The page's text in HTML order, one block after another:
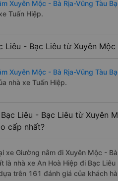
Xuyên Mộc - Bà Rịa-Vũng Tàu
Tuấn Hiệp.
Liêu - Bạc Liêu từ Xuyên
Xuyên Mộc - Bà Rịa-Vũng Tàu
nhà xe Tuấn Hiệp.
Liêu - Bạc Liêu từ Xuyên
cấp nhất?
xe Giường nằm đi Xuyên Mộc -
là nhà xe An Hoà Hiệp đi Bạc
trên 161 đánh giá của khách